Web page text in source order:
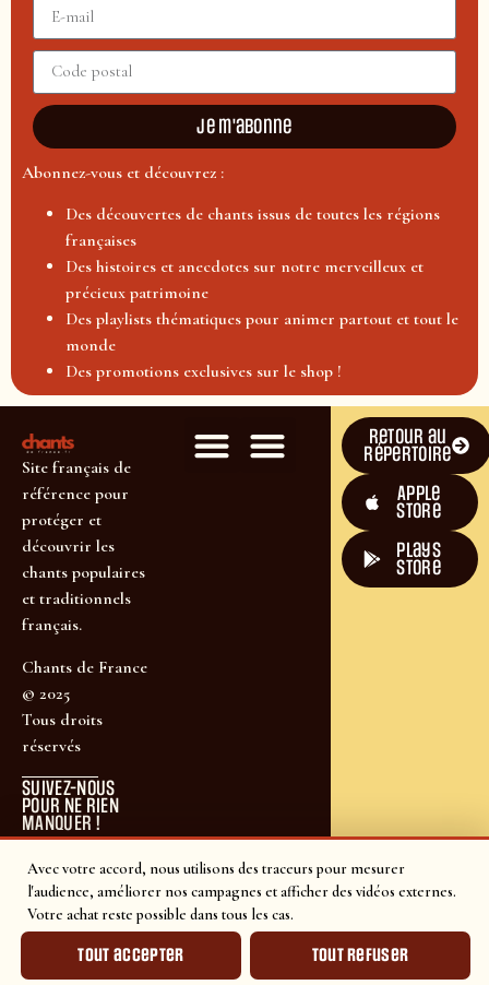
Avec votre accord, nous utilisons des traceurs pour mesurer
l'audience, améliorer nos campagnes et afficher des vidéos externes.
Votre achat reste possible dans tous les cas.
Tout accepter Tout refuser
Je m'abonne
Abonnez-vous et découvrez :
Des découvertes de chants issus de toutes les régions
françaises
Des histoires et anecdotes sur notre merveilleux et
précieux patrimoine
Des playlists thématiques pour animer partout et tout le
monde
Des promotions exclusives sur le shop !
Site français de
référence pour
protéger et
découvrir les
chants populaires
et traditionnels
français.
Chants de France
© 2025
Tous droits
réservés
SUIVEZ-NOUS
POUR NE RIEN
MANQUER !
Retour au
répertoire
Apple
Store
plays
store